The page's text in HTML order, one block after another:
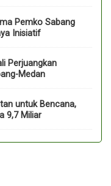
Pemko Sabang
Inisiatif
Perjuangkan
Medan
untuk Bencana,
9,7 Miliar